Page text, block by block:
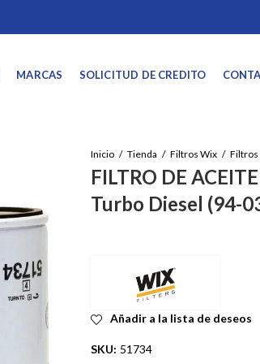
MARCAS SOLICITUD DE CREDITO
Inicio Tienda Filtros Wix
FILTRO DE
Turbo Diesel (94-
Añadir a la lista de deseos
SKU: 51734